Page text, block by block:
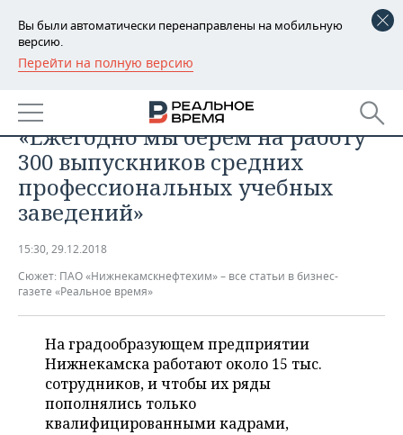
Вы были автоматически перенаправлены на мобильную
версию.
Перейти на полную версию
РЕГИОНЫ
БАШКОРТОСТАН
ТАТАРСТАН
УДМУРТИЯ
НОВОСТИ
АНАЛИТИКА
НОВОСТИ АНАЛИТИКИ
ДЕКЛАРАЦИИ О ДОХОДАХ
КОРОЛИ ГОСЗАКАЗА ПФО
ВУЗЫ ТАТАРСТАНА
КОМУ ПРИНАДЛЕЖАТ
ТОРГОВЫЕ ЦЕНТРЫ
ТАТАРСТАНА
ЭКОНОМИКА
НОВОСТИ ЭКОНОМИКИ
ФИНАНСЫ
БАНКИ
БЮДЖЕТ
ИНВЕСТИЦИИ
НОВОСТИ
ПРОМЫШЛЕННОСТИ
МАШИНОСТРОЕНИЕ
НЕФТЕХИМИЯ
НЕДВИЖИМОСТЬ
НОВОСТИ НЕДВИЖИМОСТИ
АВТО
НОВОСТИ АВТО
БИЗНЕС
НОВОСТИ БИЗНЕСА
ТЕХНОЛОГИИ
«Нижнекамскнефтехим»:
«Ежегодно мы берем на работу
300 выпускников средних
профессиональных учебных
заведений»
15:30, 29.12.2018
Сюжет: ПАО «Нижнекамскнефтехим» – все статьи в бизнес-
газете «Реальное время»
На градообразующем предприятии
Нижнекамска работают около 15 тыс.
сотрудников, и чтобы их ряды
пополнялись только
квалифицированными кадрами,